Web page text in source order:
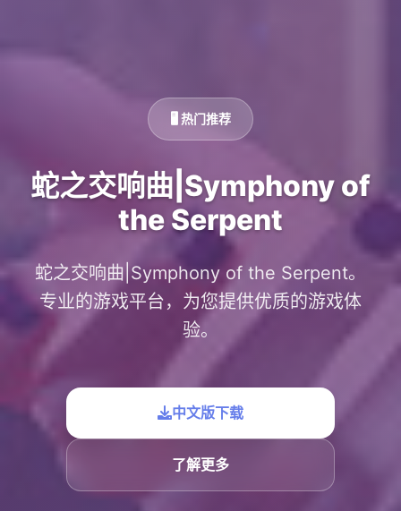
🖥️ 热门推荐
蛇之交响曲|Symphony of
the Serpent
蛇之交响曲|Symphony of the Serpent。
专业的游戏平台，为您提供优质的游戏体
验。
中文版下载
了解更多